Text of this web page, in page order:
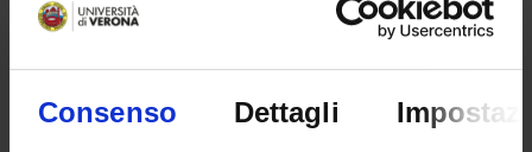
Consenso Dettagli
Rep.5815 Prot.211135 4/6/2025
Scienze Umane